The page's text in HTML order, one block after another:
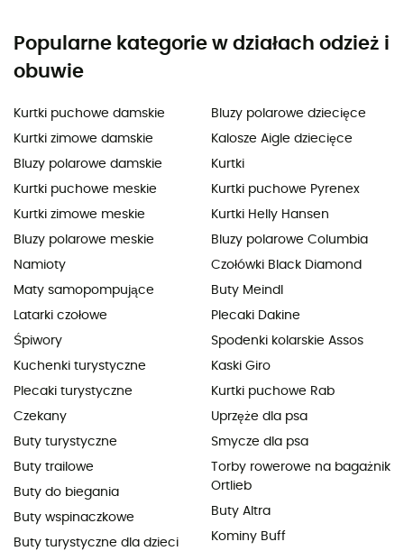
Popularne kategorie w działach odzież i
obuwie
Kurtki puchowe damskie
Kurtki zimowe damskie
Bluzy polarowe damskie
Kurtki puchowe meskie
Kurtki zimowe meskie
Bluzy polarowe meskie
Namioty
Maty samopompujące
Latarki czołowe
Śpiwory
Kuchenki turystyczne
Plecaki turystyczne
Czekany
Buty turystyczne
Buty trailowe
Buty do biegania
Buty wspinaczkowe
Buty turystyczne dla dzieci
Bluzy polarowe dziecięce
Kalosze Aigle dziecięce
Kurtki
Kurtki puchowe Pyrenex
Kurtki Helly Hansen
Bluzy polarowe Columbia
Czołówki Black Diamond
Buty Meindl
Plecaki Dakine
Spodenki kolarskie Assos
Kaski Giro
Kurtki puchowe Rab
Uprzęże dla psa
Smycze dla psa
Torby rowerowe na bagażnik
Ortlieb
Buty Altra
Kominy Buff